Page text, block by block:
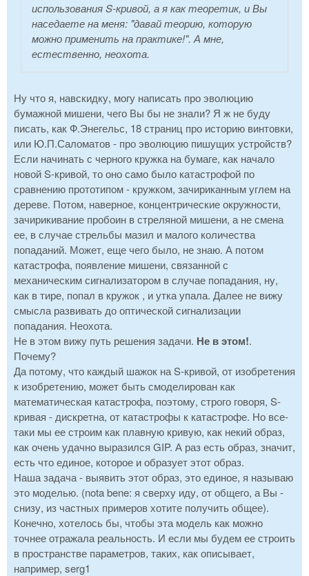
использования S-кривой, а я как теоретик, и Вы
наседаете на меня: "давай теорию, которую
можно применить на практике!". А мне,
естественно, неохота.
Ну что я, навскидку, могу написать про эволюцию
бумажной мишени, чего Вы бы не знали? Я ж не буду
писать, как Ф.Энегельс, 18 страниц про историю винтовки,
или Ю.П.Саломатов - про эволюцию пишущих устройств?
Если начинать с черного кружка на бумаге, как начало
новой S-кривой, то оно само было катастрофой по
сравнению прототипом - кружком, зачириканным углем на
дереве. Потом, наверное, концентрические окружности,
зачирикивание пробоин в стреляной мишени, а не смена
ее, в случае стрельбы мазил и малого количества
попаданий. Может, еще чего было, не знаю. А потом
катастрофа, появление мишени, связанной с
механическим сигнализатором в случае попадания, ну,
как в тире, попал в кружок , и утка упала. Далее не вижу
смысла развивать до оптической сигнализации
попадания. Неохота.
Не в этом вижу путь решения задачи. Не в этом!.
Почему?
Да потому, что каждый шажок на S-кривой, от изобретения
к изобретению, может быть смоделирован как
математическая катастрофа, поэтому, строго говоря, S-
кривая - дискретна, от катастрофы к катастрофе. Но все-
таки мы ее строим как плавную кривую, как некий образ,
как очень удачно выразился GIP. А раз есть образ, значит,
есть что единое, которое и образует этот образ.
Наша задача - выявить этот образ, это единое, я называю
это моделью. (nota bene: я сверху иду, от общего, а Вы -
снизу, из частных примеров хотите получить общее).
Конечно, хотелось бы, чтобы эта модель как можно
точнее отражала реальность. И если мы будем ее строить
в пространстве параметров, таких, как описывает,
например, serg1